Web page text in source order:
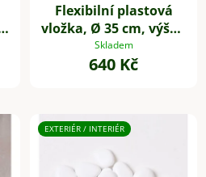
Flexibilní plastová
vložka, Ø 35 cm, výška
25 cm
Skladem
640 Kč
EXTERIÉR / INTERIÉR